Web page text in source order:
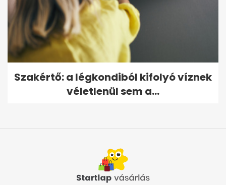
Szakértő: a légkondiból kifolyó víznek
véletlenül sem a...